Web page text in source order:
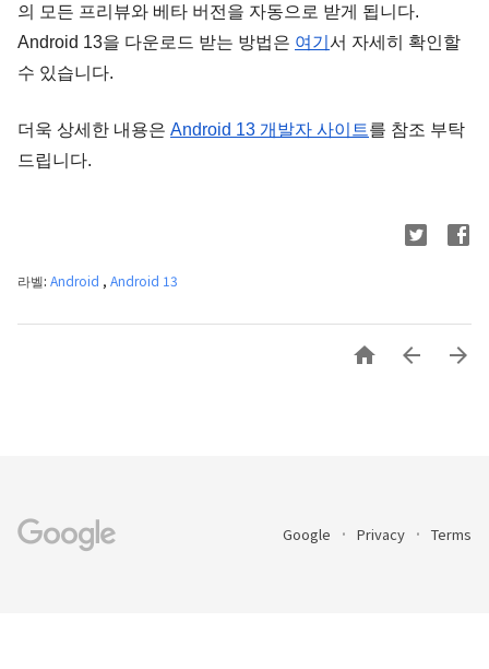
의 모든 프리뷰와 베타 버전을 자동으로 받게 됩니다.
Android 13을 다운로드 받는 방법은 여기 서 자세히 확인할
수 있습니다.
더욱 상세한 내용은 Android 13 개발자 사이트를 참조 부탁
드립니다.
라벨: Android , Android 13
  
Google Privacy Terms